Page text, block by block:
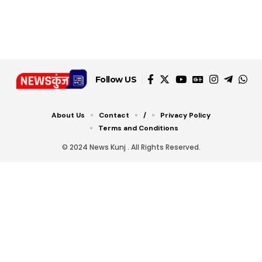
Follow US
© 2024 News Kunj . All Rights Reserved.
About Us Contact /
Privacy Policy
Terms and Conditions